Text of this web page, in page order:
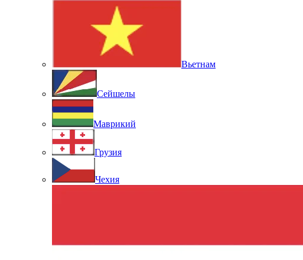
Вьетнам
Сейшелы
Маврикий
Грузия
Чехия